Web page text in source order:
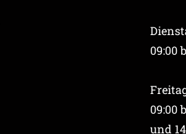
09:00
09:00
und